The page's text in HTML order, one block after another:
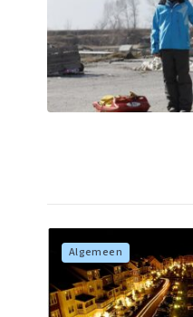
Algemeen